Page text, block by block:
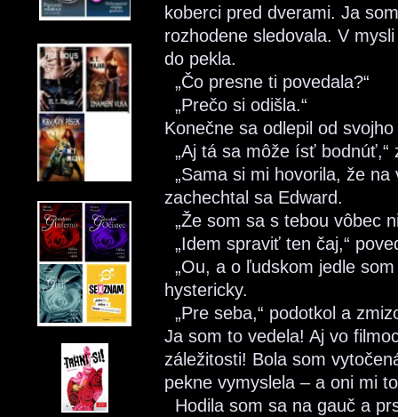
koberci pred dverami. Ja
rozhodene sledovala. V
do pekla.
„Čo presne ti povedala?“
„Prečo si odišla.“
Konečne sa odlepil od
„Aj tá sa môže ísť bodnúť,“
„Sama si mi hovorila, že
zachechtal sa Edward.
„Že som sa s tebou vôbec
„Idem spraviť ten čaj,“
„Ou, a o ľudskom jedle
hystericky.
„Pre seba,“ podotkol a
Ja som to vedela! Aj vo
záležitosti! Bola som
pekne vymyslela – a oni mi
Hodila som sa na gauč a